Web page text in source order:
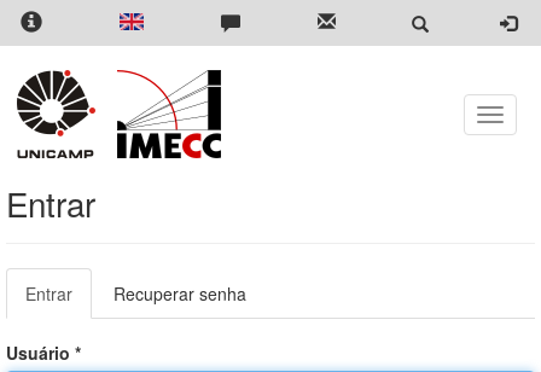
Pular
para
conteúdo
principal
Toggle
Entrar
Abas
primárias
Entrar
ativa)
Recuperar senha
Usuário *